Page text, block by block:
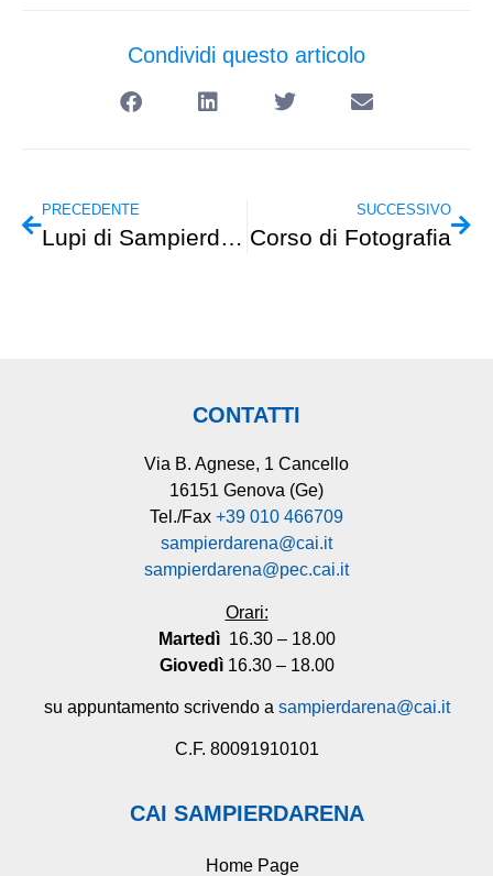
Condividi questo articolo
PRECEDENTE
Lupi di Sampierdarena 1
SUCCESSIVO
Corso di Fotografia
CONTATTI
Via B. Agnese, 1 Cancello
16151 Genova (Ge)
Tel./Fax +39 010 466709
sampierdarena@cai.it
sampierdarena@pec.cai.it
Orari:
Martedì 16.30 – 18.00
Giovedì16.30 – 18.00
su appuntamento scrivendo a sampierdarena@cai.it
C.F. 80091910101
CAI SAMPIERDARENA
Home Page